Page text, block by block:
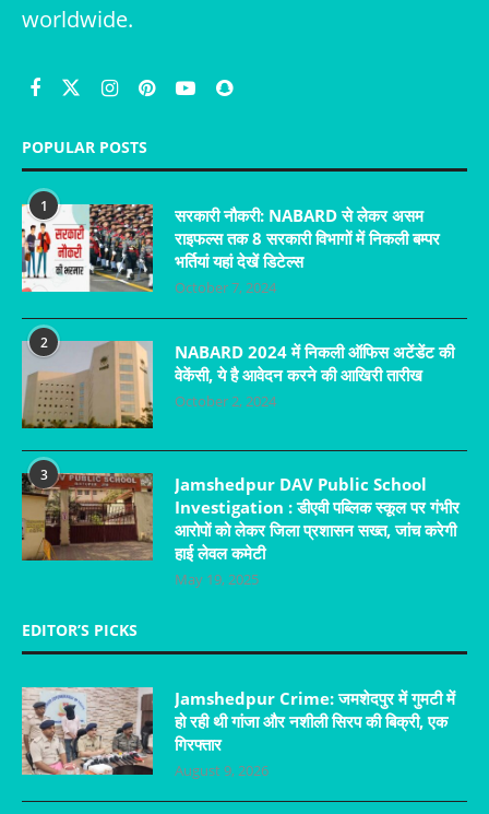
worldwide.
POPULAR POSTS
1
सरकारी नौकरी: NABARD से लेकर असम
राइफल्स तक 8 सरकारी विभागों में निकली बम्पर
भर्तियां यहां देखें डिटेल्स
October 7, 2024
2
NABARD 2024 में निकली ऑफिस अटेंडेंट की
वेकेंसी, ये है आवेदन करने की आखिरी तारीख
October 2, 2024
3
Jamshedpur DAV Public School
Investigation : डीएवी पब्लिक स्कूल पर गंभीर
आरोपों को लेकर जिला प्रशासन सख्त, जांच करेगी
हाई लेवल कमेटी
May 19, 2025
EDITOR’S PICKS
Jamshedpur Crime: जमशेदपुर में गुमटी में
हो रही थी गांजा और नशीली सिरप की बिक्री, एक
गिरफ्तार
August 9, 2026